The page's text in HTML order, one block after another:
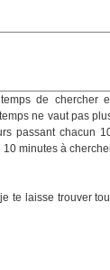
de chercher
ne vaut pas
passant chacun
minutes à
te laisse trouver